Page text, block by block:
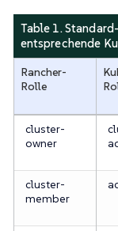
Table 1.
entsprechende
Rancher-
Rolle
cluster-
owner
cluster-
member